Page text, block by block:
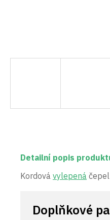
Detailní popis
Kordová vylepená
Doplňkové